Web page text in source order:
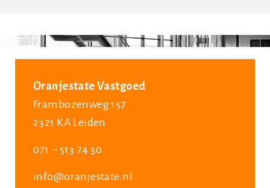
Oranjestate Vastgoed
Frambozenweg 157
2321 KA Leiden
071 – 513 74 30
info@oranjestate.nl